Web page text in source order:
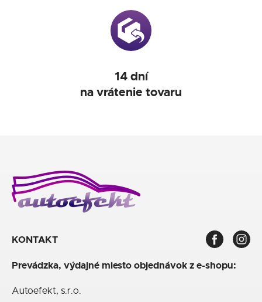
14 dní
na vrátenie tovaru
KONTAKT
Prevádzka, výdajné miesto objednávok z e-shopu:
Autoefekt, s.r.o.